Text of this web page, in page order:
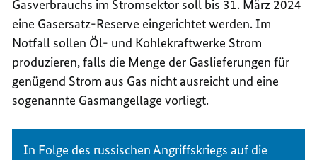
Gasverbrauchs im Stromsektor soll bis 31. März 2024
eine Gasersatz-Reserve eingerichtet werden. Im
Notfall sollen Öl- und Kohlekraftwerke Strom
produzieren, falls die Menge der Gaslieferungen für
genügend Strom aus Gas nicht ausreicht und eine
sogenannte Gasmangellage vorliegt.
In Folge des russischen Angriffskriegs auf die